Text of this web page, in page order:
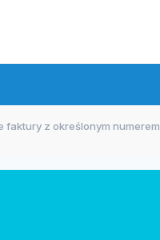
faktury z określonym numerem